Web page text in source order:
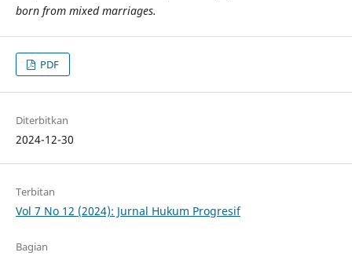
born from mixed marriages.
PDF
Diterbitkan
2024-12-30
Terbitan
Vol 7 No 12 (2024): Jurnal Hukum Progresif
Bagian